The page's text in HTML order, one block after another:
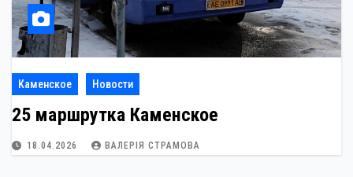
Каменское Новости
25 маршрутка Каменское
18.04.2026 ВАЛЕРІЯ СТРАМОВА